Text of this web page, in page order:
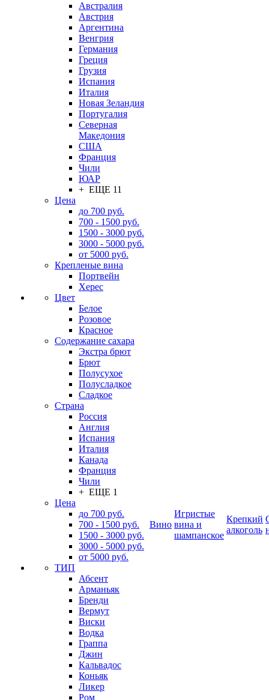
Австралия
Австрия
Аргентина
Венгрия
Германия
Греция
Грузия
Испания
Италия
Новая Зеландия
Португалия
Северная
Македония
США
Франция
Чили
ЮАР
+ ЕЩЕ 11
Цена
до 700 руб.
700 - 1500 руб.
1500 - 3000 руб.
3000 - 5000 руб.
от 5000 руб.
Крепленые вина
Портвейн
Херес
Цвет
Белое
Розовое
Красное
Содержание сахара
Экстра брют
Брют
Полусухое
Полусладкое
Сладкое
Страна
Россия
Англия
Испания
Италия
Канада
Франция
Чили
+ ЕЩЕ 1
Цена
до 700 руб.
700 - 1500 руб.
1500 - 3000 руб.
3000 - 5000 руб.
от 5000 руб.
ТИП
Абсент
Арманьяк
Бренди
Вермут
Виски
Водка
Граппа
Джин
Кальвадос
Коньяк
Ликер
Ром
Вино
Игристые
вина и
шампанское
Крепкий
алкоголь